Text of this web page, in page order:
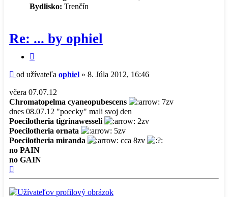
Bydlisko: Trenčín
Re: ... by ophiel
Príspevok
od užívateľa ophiel » 8. Júla 2012, 16:46
včera 07.07.12
Chromatopelma cyaneopubescens
7zv
dnes 08.07.12 "poecky" mali svoj den
Poecilotheria tigrinawesseli
2zv
Poecilotheria ornata
5zv
Poecilotheria miranda
cca 8zv
no PAIN
no GAIN